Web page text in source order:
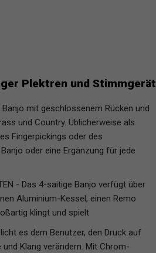
Plektren und Stimmgerät
Banjo mit geschlossenem Rücken und
und Country. Üblicherweise als
Fingerpickings oder des
oder eine Ergänzung für jede
- Das 4-saitige Banjo verfügt über
Aluminium-Kessel, einen Remo
klingt und spielt
es dem Benutzer, den Druck auf
Klang verändern. Mit Chrom-